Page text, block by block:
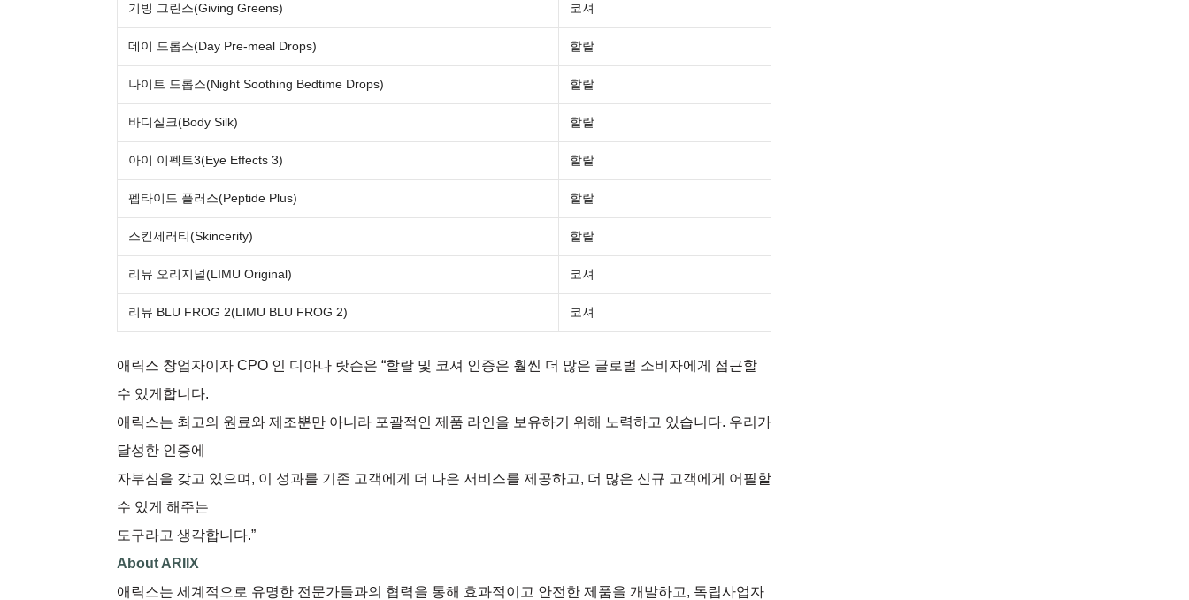
기빙 그린스(Giving Greens) 코셔
데이 드롭스(Day Pre-meal Drops) 할랄
나이트 드롭스(Night Soothing Bedtime Drops) 할랄
바디실크(Body Silk) 할랄
아이 이펙트3(Eye Effects 3) 할랄
펩타이드 플러스(Peptide Plus) 할랄
스킨세러티(Skincerity) 할랄
리뮤 오리지널(LIMU Original) 코셔
리뮤 BLU FROG 2(LIMU BLU FROG 2) 코셔
애릭스 창업자이자 CPO 인 디아나 랏슨은 “할랄 및 코셔 인증은 훨씬 더 많은 글로벌 소비자에게 접근할
수 있게합니다.
애릭스는 최고의 원료와 제조뿐만 아니라 포괄적인 제품 라인을 보유하기 위해 노력하고 있습니다. 우리가
달성한 인증에
자부심을 갖고 있으며, 이 성과를 기존 고객에게 더 나은 서비스를 제공하고, 더 많은 신규 고객에게 어필할
수 있게 해주는
도구라고 생각합니다.”
About ARIIX
애릭스는 세계적으로 유명한 전문가들과의 협력을 통해 효과적이고 안전한 제품을 개발하고, 독립사업자